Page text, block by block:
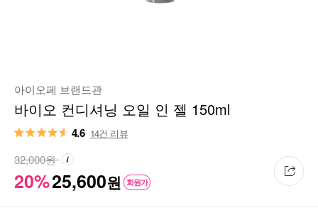
아이오페 브랜드관
바이오 컨디셔닝 오일 인 젤 150ml
4.6 14건 리뷰
20%25,600원 회원가
32,000원